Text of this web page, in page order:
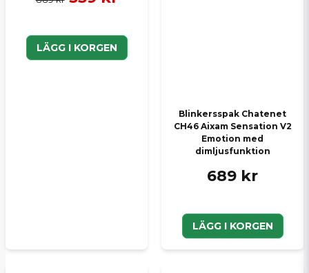
LÄGG I KORGEN
Blinkersspak Chatenet
CH46 Aixam Sensation V2
Emotion med
dimljusfunktion
689 kr
LÄGG I KORGEN